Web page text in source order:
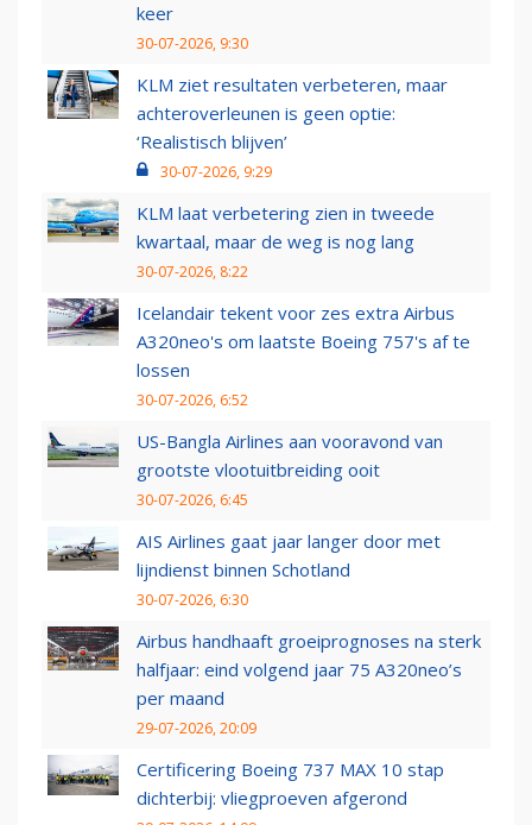
keer
30-07-2026, 9:30
KLM ziet resultaten verbeteren, maar
achteroverleunen is geen optie:
‘Realistisch blijven’
30-07-2026, 9:29
KLM laat verbetering zien in tweede
kwartaal, maar de weg is nog lang
30-07-2026, 8:22
Icelandair tekent voor zes extra Airbus
A320neo's om laatste Boeing 757's af te
lossen
30-07-2026, 6:52
US-Bangla Airlines aan vooravond van
grootste vlootuitbreiding ooit
30-07-2026, 6:45
AIS Airlines gaat jaar langer door met
lijndienst binnen Schotland
30-07-2026, 6:30
Airbus handhaaft groeiprognoses na sterk
halfjaar: eind volgend jaar 75 A320neo’s
per maand
29-07-2026, 20:09
Certificering Boeing 737 MAX 10 stap
dichterbij: vliegproeven afgerond